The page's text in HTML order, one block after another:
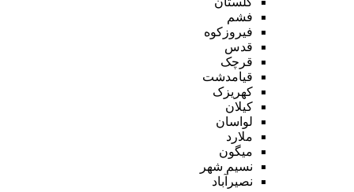
فشم
فیروزکوه
قدس
قرچک
قیامدشت
کهریزک
کیلان
لواسان
ملارد
میگون
نسیم شهر
نصیرآباد